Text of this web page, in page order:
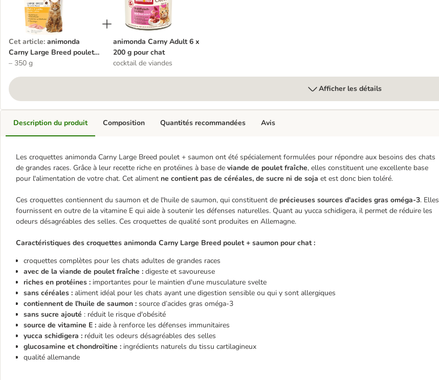
Cet article: animonda
Carny Large Breed poulet +
saumon pour chat
– 350 g
animonda Carny Adult 6 x
200 g pour chat
cocktail de viandes
Afficher les détails
Description du produit
Les croquettes animonda Carny Large Breed poulet + saumon ont été spécialement formulées pour répondre aux besoins des chats
de grandes races. Grâce à leur recette riche en protéines à base de viande de poulet fraîche, elles constituent une excellente base
pour l'alimentation de votre chat. Cet aliment ne contient pas de céréales, de sucre ni de soja et est donc bien toléré.
Ces croquettes contiennent du saumon et de l'huile de saumon, qui constituent de précieuses sources d'acides gras oméga-3. Elles
fournissent en outre de la vitamine E qui aide à soutenir les défenses naturelles. Quant au yucca schidigera, il permet de réduire les
odeurs désagréables des selles. Ces croquettes de qualité sont produites en Allemagne.
Caractéristiques des croquettes animonda Carny Large Breed poulet + saumon pour chat :
croquettes complètes pour les chats adultes de grandes races
avec de la viande de poulet fraîche : digeste et savoureuse
riches en protéines : importantes pour le maintien d'une musculature svelte
sans céréales : aliment idéal pour les chats ayant une digestion sensible ou qui y sont allergiques
contiennent de l’huile de saumon : source d’acides gras oméga-3
sans sucre ajouté : réduit le risque d'obésité
source de vitamine E : aide à renforce les défenses immunitaires
yucca schidigera : réduit les odeurs désagréables des selles
glucosamine et chondroïtine : ingrédients naturels du tissu cartilagineux
qualité allemande
Composition Quantités recommandées Avis